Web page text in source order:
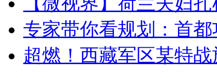
专家带你看规划：首
超燃！西藏军区某特